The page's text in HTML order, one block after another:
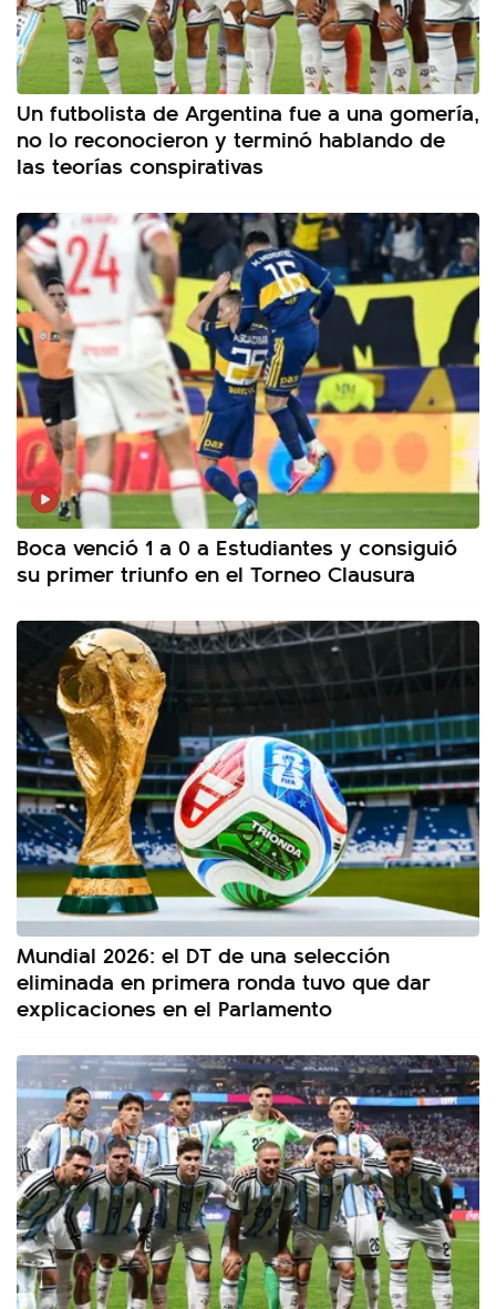
Un futbolista de Argentina fue a una gomería,
no lo reconocieron y terminó hablando de
las teorías conspirativas
Boca venció 1 a 0 a Estudiantes y consiguió
su primer triunfo en el Torneo Clausura
Mundial 2026: el DT de una selección
eliminada en primera ronda tuvo que dar
explicaciones en el Parlamento